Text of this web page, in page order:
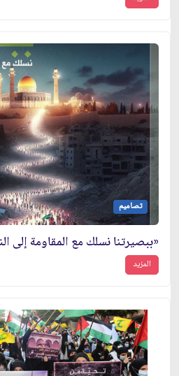
تصاميم
«ببصيرتنا نسلك مع المقاومة إلى
المزيد